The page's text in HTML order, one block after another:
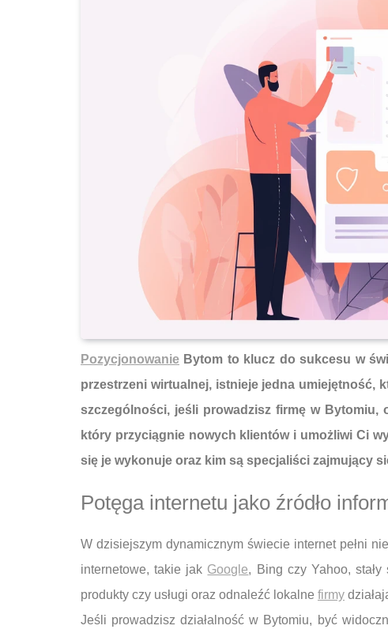
Pozycjonowanie Bytom to klucz do sukcesu w
przestrzeni wirtualnej, istnieje jedna umiejętność,
szczególności, jeśli prowadzisz firmę w
który przyciągnie nowych klientów i umożliwi Ci
się je wykonuje oraz kim są specjaliści zajmujący
Potęga internetu jako źródło
W dzisiejszym dynamicznym świecie internet pełni
internetowe, takie jak Google, Bing czy Yahoo,
produkty czy usługi oraz odnaleźć lokalne firmy
Jeśli prowadzisz działalność w Bytomiu, być